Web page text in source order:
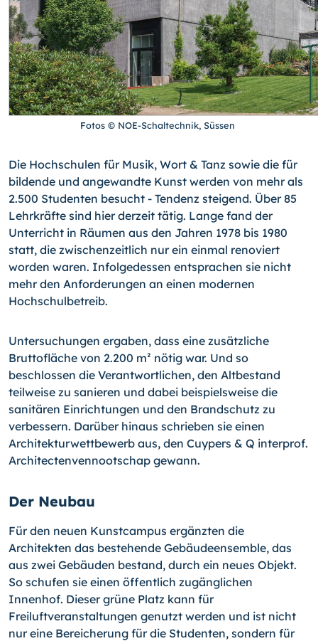
Fotos © NOE-Schaltechnik, Süssen
Die Hochschulen für Musik, Wort & Tanz sowie die für
bildende und angewandte Kunst werden von mehr als
2.500 Studenten besucht - Tendenz steigend. Über 85
Lehrkräfte sind hier derzeit tätig. Lange fand der
Unterricht in Räumen aus den Jahren 1978 bis 1980
statt, die zwischenzeitlich nur ein einmal renoviert
worden waren. Infolgedessen entsprachen sie nicht
mehr den Anforderungen an einen modernen
Hochschulbetreib.
Untersuchungen ergaben, dass eine zusätzliche
Bruttofläche von 2.200 m² nötig war. Und so
beschlossen die Verantwortlichen, den Altbestand
teilweise zu sanieren und dabei beispielsweise die
sanitären Einrichtungen und den Brandschutz zu
verbessern. Darüber hinaus schrieben sie einen
Architekturwettbewerb aus, den Cuypers & Q interprof.
Architectenvennootschap gewann.
Der Neubau
Für den neuen Kunstcampus ergänzten die
Architekten das bestehende Gebäudeensemble, das
aus zwei Gebäuden bestand, durch ein neues Objekt.
So schufen sie einen öffentlich zugänglichen
Innenhof. Dieser grüne Platz kann für
Freiluftveranstaltungen genutzt werden und ist nicht
nur eine Bereicherung für die Studenten, sondern für